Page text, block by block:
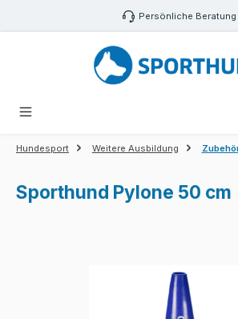
Zum Hauptinhalt springen Persönliche Beratung
Hundesport Weitere Ausbildung
Sporthund Pylone 50 cm